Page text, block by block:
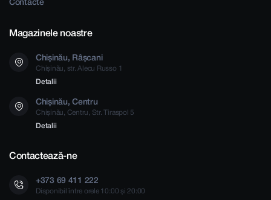
Contacte
Magazinele noastre
Chișinău, Râșcani
Chișinău, str. Alecu Russo 1
Detalii
Chișinău, Centru
Chișinău, Centru, Str. Tiraspol 5
Detalii
Contactează-ne
+373 69 411 222
Disponibil între orele 10:00 și 20:00